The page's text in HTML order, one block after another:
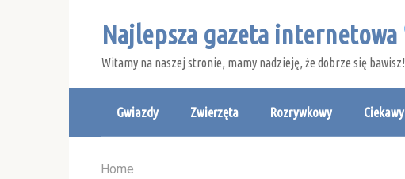
Najlepsza gazeta internetowa
Witamy na naszej stronie, mamy nadzieję, że dobrze się bawisz!
Gwiazdy Zwierzęta Rozrywkowy Ciekawy
Home